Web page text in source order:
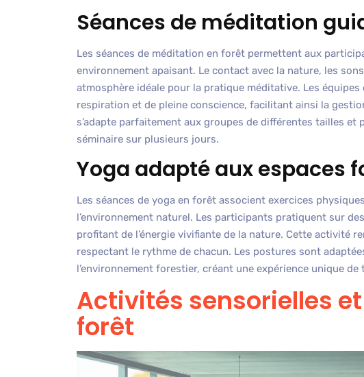
Séances de méditation
Les séances de méditation en forêt permettent aux
environnement apaisant. Le contact avec la nature, les
atmosphère idéale pour la pratique méditative. Les
respiration et de pleine conscience, facilitant ainsi la
s’adapte parfaitement aux groupes de différentes tailles et
séminaire sur plusieurs jours.
Yoga adapté aux espaces
Les séances de yoga en forêt associent exercices
l’environnement naturel. Les participants pratiquent sur
profitant de l’énergie vivifiante de la nature. Cette activité
respectant le rythme de chacun. Les postures sont
l’environnement forestier, créant une expérience unique
Activités sensorielles
forêt